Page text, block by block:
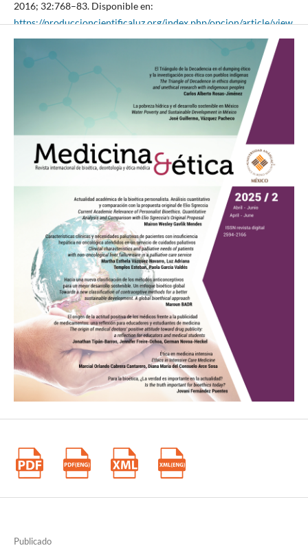
2016; 32:768–83. Disponible en:
https://produccioncientificaluz.org/index.php/opcion/article/view
/22072
Sanches MA, Monteiro TM. Visões antropológicas divergentes em
artigos científicos de bioética no Brasil. Pers Bioét. 2019;
23(1):64–83. https://doi.org/10.5294/pebi.2019.23.1.5
DOI:
https://doi.org/10.5294/pebi.2019.23.1.5
Gómez-Tatay L. Ethical issues of synthetic biology: a personalist
perspective (Tesis doctoral) [Internet]. Valencia: Universidad
Católica de Valencia San Vicente Mártir; 2019. Disponible en:
https://riucv.ucv.es/bitstream/handle/20.500.12466/384/Tesis%2
0LUCIA%20G%C3%93MEZ%20TATAY.pdf?
sequence=1&isAllowed=y
Gómez-Tatay L, Hernández-Andreu JM, Aznar J. A personalist
ontological approach to synthetic biology. Bioethics. 2016;
30(6):397–406.https://doi.org/10.1111/bioe.12230
https://doi.org/10.1111/bioe.12230
Giglio F. Bioethical perspective of ontologically-based
personalism. Bioeth Upda- te. 2017; 3(1):59–73.
http://dx.doi.org/10.1016/j.bioet.2017.01.001 DOI:
https://doi.org/10.1016/j.bioet.2017.01.001
Gómez-Tatay L, Hernández-Andreu JM, Aznar J. The conception of
2017; 25(1):97–111.
https://doi.org/10.1007/s11948-017-9994-z
DOI:https://doi.org/10.1007/s11948-017-9994-z
Sanches MA, Cunha TR, Siqueira SS, Siqueira JE. Perspectivas
Publicado